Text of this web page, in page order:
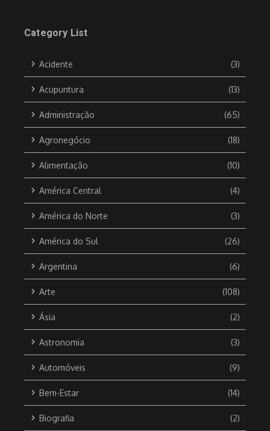
Category List
Acidente (3)
Acupuntura (13)
Administração (65)
Agronegócio (18)
Alimentação (10)
América Central (4)
América do Norte (3)
América do Sul (26)
Argentina (6)
Arte (108)
Ásia (2)
Astronomia (3)
Automóveis (9)
Bem-Estar (14)
Biografia (2)